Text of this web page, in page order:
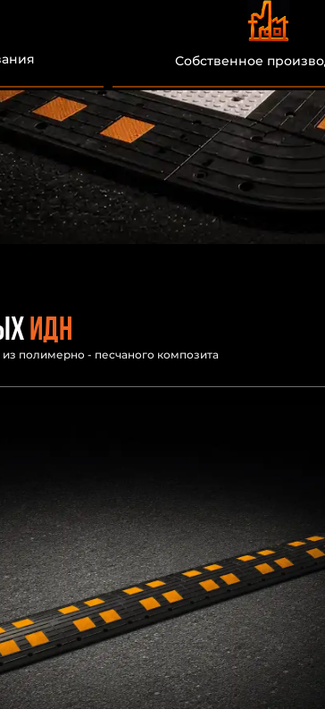
Собственное
ИДН
полимерно - песчаного композита